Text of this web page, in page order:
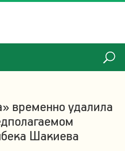
временно удалила
Шакиева